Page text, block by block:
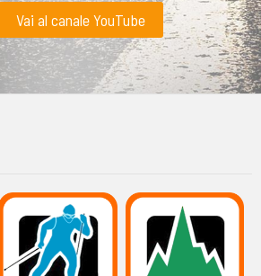
Vai al canale YouTube